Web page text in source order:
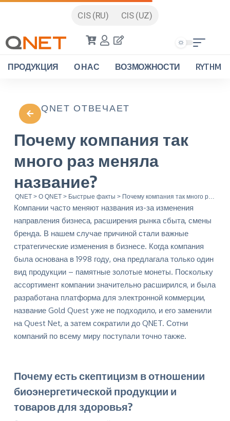
CIS (RU) CIS (UZ)
ПРОДУКЦИЯ О НАС ВОЗМОЖНОСТИ RYTHM
QNET ОТВЕЧАЕТ
Почему компания так
много раз меняла
название?
QNET> О QNET> Быстрые факты > Почему компания так много раз меняла название?
Компании часто меняют названия из-за изменения
направления бизнеса, расширения рынка сбыта, смены
бренда. В нашем случае причиной стали важные
стратегические изменения в бизнесе. Когда компания
была основана в 1998 году, она предлагала только один
вид продукции – памятные золотые монеты. Поскольку
ассортимент компании значительно расширился, и была
разработана платформа для электронной коммерции,
название Gold Quest уже не подходило, и его заменили
на Quest Net, а затем сократили до QNET. Сотни
компаний по всему миру поступали точно также.
Почему есть скептицизм в отношении
биоэнергетической продукции и
товаров для здоровья?